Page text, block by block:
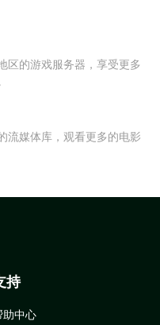
区的游戏服务器，享受更多
流媒体库，观看更多的电影
持
助中心